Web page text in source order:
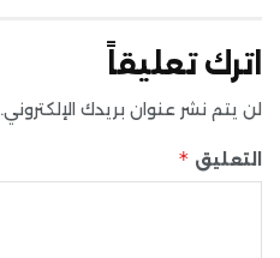
اترك تعليقاً
لن يتم نشر عنوان بريدك الإلكتروني.
التعليق *